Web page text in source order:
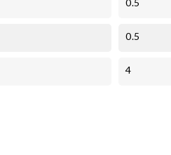
0.5
4